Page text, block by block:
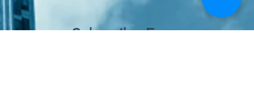
Subscribe Form